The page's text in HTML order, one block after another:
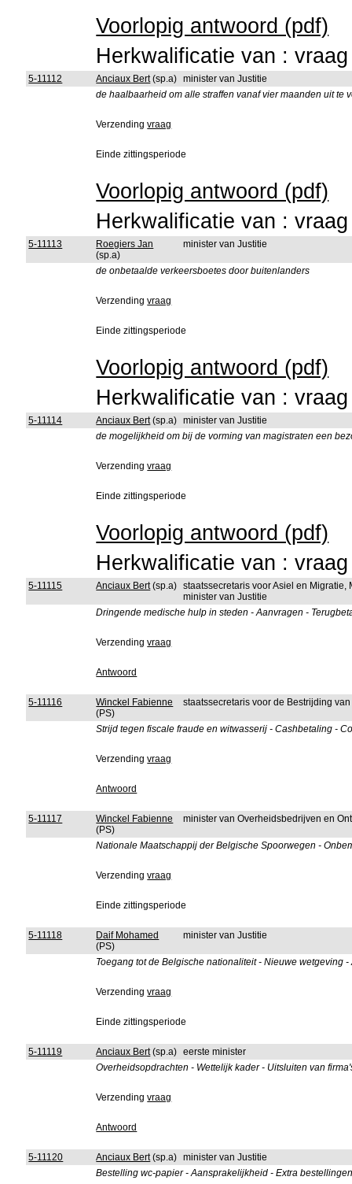
Voorlopig antwoord (pdf)
Herkwalificatie van :
5-11112 Anciaux Bert(sp.a) minister van Justitie
de haalbaarheid om alle straffen vanaf vier maanden uit te
Verzendingvraag
Einde zittingsperiode
Voorlopig antwoord (pdf)
Herkwalificatie van :
5-11113
Roegiers Jan
(sp.a)
minister van Justitie
de onbetaalde verkeersboetes door buitenlanders
Verzendingvraag
Einde zittingsperiode
Voorlopig antwoord (pdf)
Herkwalificatie van :
5-11114 Anciaux Bert(sp.a) minister van Justitie
de mogelijkheid om bij de vorming van magistraten een
Verzendingvraag
Einde zittingsperiode
Voorlopig antwoord (pdf)
Herkwalificatie van :
5-11115 Anciaux Bert(sp.a) staatssecretaris voor Asiel en
minister van Justitie
Dringende medische hulp in steden - Aanvragen -
Verzendingvraag
Antwoord
5-11116
Winckel Fabienne
(PS)
staatssecretaris voor de Bestrijding
Strijd tegen fiscale fraude en witwasserij - Cashbetaling -
Verzendingvraag
Antwoord
5-11117
Winckel Fabienne
(PS)
minister van Overheidsbedrijven en
Nationale Maatschappij der Belgische Spoorwegen -
Verzendingvraag
Einde zittingsperiode
5-11118
Daif Mohamed
(PS)
minister van Justitie
Toegang tot de Belgische nationaliteit - Nieuwe wetgeving
Verzendingvraag
Einde zittingsperiode
5-11119 Anciaux Bert(sp.a) eerste minister
Overheidsopdrachten - Wettelijk kader - Uitsluiten van
Verzendingvraag
Antwoord
5-11120 Anciaux Bert(sp.a) minister van Justitie
Bestelling wc-papier - Aansprakelijkheid - Extra